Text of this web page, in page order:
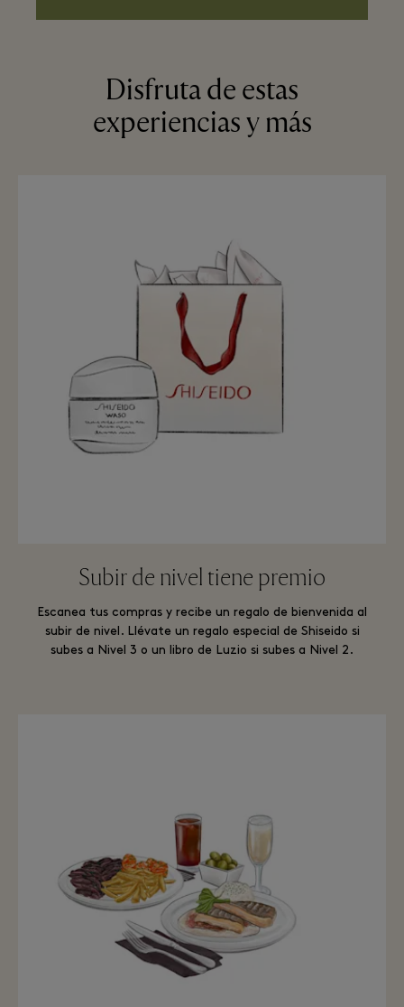
Disfruta de estas
experiencias y más
Subir de nivel tiene premio
Escanea tus compras y recibe un regalo de bienvenida al
subir de nivel. Llévate un regalo especial de Shiseido si
subes a Nivel 3 o un libro de Luzio si subes a Nivel 2.